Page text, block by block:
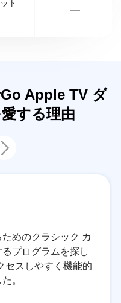
ト
—
Apple TV ダ
する理由
めのクラシック カ
プログラムを探し
セスしやすく機能的
。